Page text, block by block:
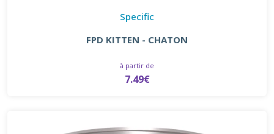
Specific
FPD KITTEN - CHATON
à partir de
7.49€